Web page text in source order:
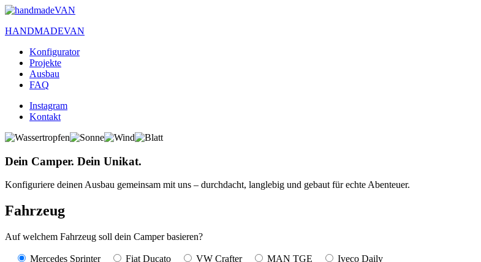
HANDMADEVAN
Konfigurator
Projekte
Ausbau
FAQ
Instagram
Kontakt
Dein Camper. Dein Unikat.
Konfiguriere deinen Ausbau gemeinsam mit uns – durchdacht, langlebig und gebaut für echte Abenteuer.
Fahrzeug
Auf welchem Fahrzeug soll dein Camper basieren?
Mercedes Sprinter Fiat Ducato VW Crafter MAN TGE
Iveco Daily